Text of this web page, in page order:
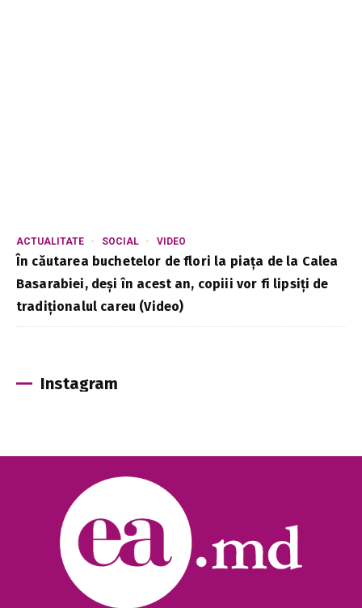
ACTUALITATE SOCIAL VIDEO
În căutarea buchetelor de flori la piața de la Calea
Basarabiei, deși în acest an, copiii vor fi lipsiți de
tradiționalul careu (Video)
Instagram